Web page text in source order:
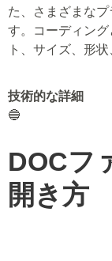
た、さまざまな
す。コーディン
ト、サイズ、形
技術的な詳細
🔵
DOCフ
開き方